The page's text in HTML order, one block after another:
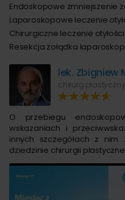
Endoskopowe zmniejszenie
Laparoskopowe leczenie
Chirurgiczne leczenie otyłości
Resekcja żołądka
lek. Zbigniew
chirurg plastyczny
O przebiegu
wskazaniach i
innych szczegółach z
dziedzinie chirurgii